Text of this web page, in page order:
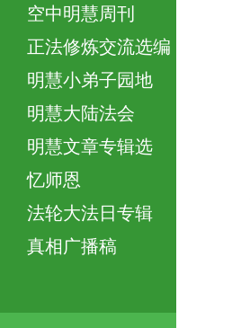
空中明慧周刊
正法修炼交流选编
明慧小弟子园地
明慧大陆法会
明慧文章专辑选
忆师恩
法轮大法日专辑
真相广播稿